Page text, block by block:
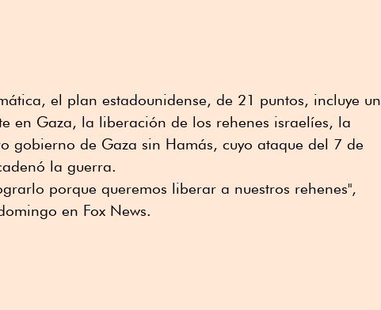
el plan estadounidense, de 21 puntos, incluye un
en Gaza, la liberación de los rehenes israelíes, la
gobierno de Gaza sin Hamás, cuyo ataque del 7 de
la guerra.
porque queremos liberar a nuestros rehenes",
en Fox News.